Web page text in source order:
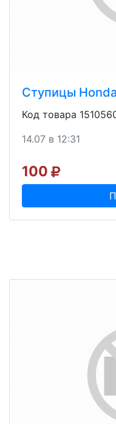
Ступицы
Код товара
14.07 в 12:31
100